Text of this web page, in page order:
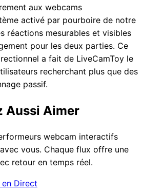
aux webcams
activé par pourboire de notre
réactions mesurables et visibles
pour les deux parties. Ce
a fait de LiveCamToy le
recherchant plus que des
passif.
Aussi Aimer
webcam interactifs
vous. Chaque flux offre une
retour en temps réel.
Direct